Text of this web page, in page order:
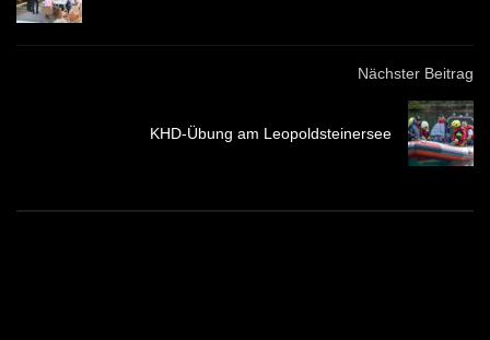
Nächster Beitrag
KHD-Übung am Leopoldsteinersee